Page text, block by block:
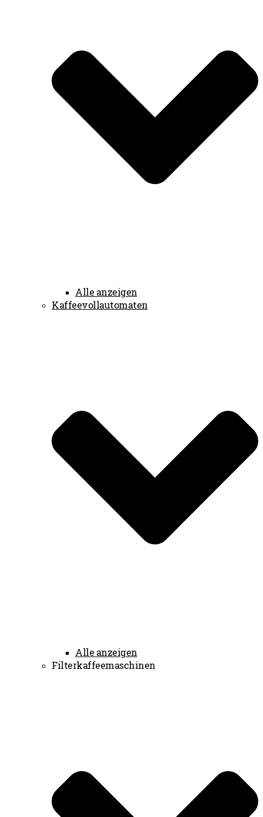
Alle anzeigen
Kaffeevollautomaten
Alle anzeigen
Filterkaffeemaschinen